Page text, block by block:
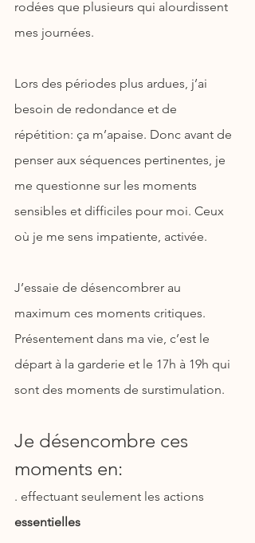
rodées que plusieurs qui alourdissent
mes journées.
Lors des périodes plus ardues, j’ai
besoin de redondance et de
répétition: ça m’apaise. Donc avant de
penser aux séquences pertinentes, je
me questionne sur les moments
sensibles et difficiles pour moi. Ceux
où je me sens impatiente, activée.
J’essaie de désencombrer au
maximum ces moments critiques.
Présentement dans ma vie, c’est le
départ à la garderie et le 17h à 19h qui
sont des moments de surstimulation.
Je désencombre ces
moments en:
. effectuant seulement les actions
essentielles